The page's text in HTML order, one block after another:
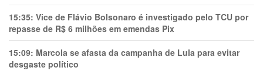
15:35: Vice de Flávio Bolsonaro é investigado pelo TCU por
repasse de R$ 6 milhões em emendas Pix
15:09: Marcola se afasta da campanha de Lula para evitar
desgaste político